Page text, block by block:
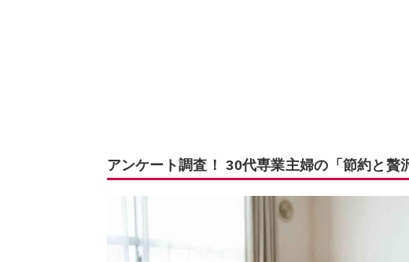
アンケート調査！ 30代専業主婦の「節約と贅